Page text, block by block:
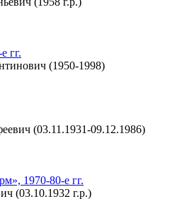
гг.
(1950-1998)
(03.11.1931-09.12.1986)
1970-80-е гг.
(03.10.1932 г.р.)